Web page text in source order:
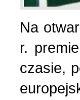
Na
r.
czasie,